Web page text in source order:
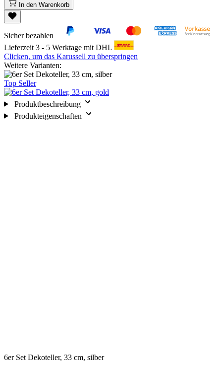
In den Warenkorb
Sicher bezahlen
Lieferzeit 3 - 5 Werktage mit DHL
Clicken, um das Karussell zu überspringen
Weitere Varianten:
Top Seller
Produktbeschreibung
Produkteigenschaften
6er Set Dekoteller, 33 cm, silber